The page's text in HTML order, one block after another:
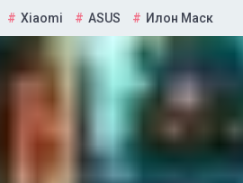
Xiaomi ASUS Илон Маск